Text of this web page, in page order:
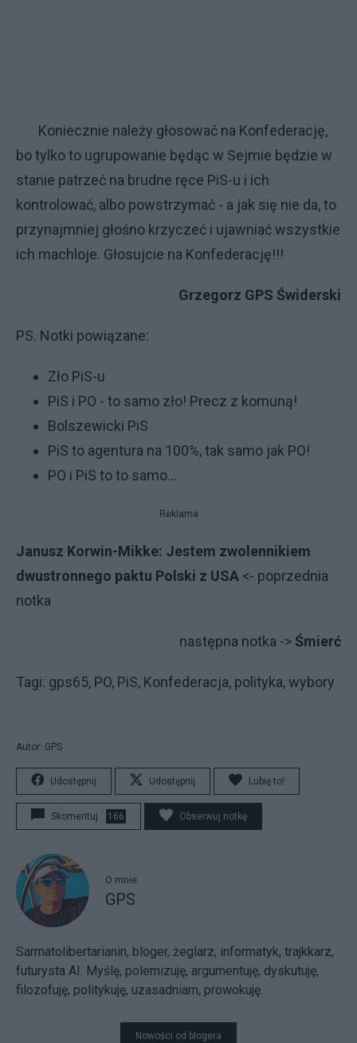
Koniecznie należy głosować na Konfederację,
bo tylko to ugrupowanie będąc w Sejmie będzie w
stanie patrzeć na brudne ręce PiS-u i ich
kontrolować, albo powstrzymać - a jak się nie da, to
przynajmniej głośno krzyczeć i ujawniać wszystkie
ich machloje. Głosujcie na Konfederację!!!
Grzegorz GPS Świderski
PS. Notki powiązane:
Zło PiS-u
PiS i PO - to samo zło! Precz z komuną!
Bolszewicki PiS
PiS to agentura na 100%, tak samo jak PO!
PO i PiS to to samo...
Reklama
Janusz Korwin-Mikke: Jestem zwolennikiem
dwustronnego paktu Polski z USA <- poprzednia
notka
następna notka -> Śmierć
Tagi: gps65, PO, PiS, Konfederacja, polityka, wybory
Autor: GPS
Udostępnij Udostępnij Lubię to!
Skomentuj 166 Obserwuj notkę
O mnie
GPS
Sarmatolibertarianin, bloger, żeglarz, informatyk, trajkkarz,
futurysta AI. Myślę, polemizuję, argumentuję, dyskutuję,
filozofuję, politykuję, uzasadniam, prowokuję.
Nowości od blogera